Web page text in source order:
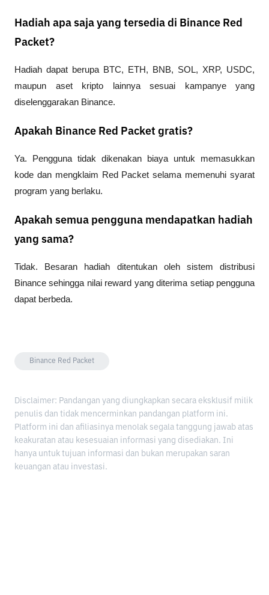
Hadiah apa saja yang tersedia di Binance Red
Packet?
Hadiah dapat berupa BTC, ETH, BNB, SOL, XRP, USDC,
maupun aset kripto lainnya sesuai kampanye yang
diselenggarakan Binance.
Apakah Binance Red Packet gratis?
Ya. Pengguna tidak dikenakan biaya untuk memasukkan
kode dan mengklaim Red Packet selama memenuhi syarat
program yang berlaku.
Apakah semua pengguna mendapatkan hadiah
yang sama?
Tidak. Besaran hadiah ditentukan oleh sistem distribusi
Binance sehingga nilai reward yang diterima setiap pengguna
dapat berbeda.
Binance Red Packet
Disclaimer: Pandangan yang diungkapkan secara eksklusif milik
penulis dan tidak mencerminkan pandangan platform ini.
Platform ini dan afiliasinya menolak segala tanggung jawab atas
keakuratan atau kesesuaian informasi yang disediakan. Ini
hanya untuk tujuan informasi dan bukan merupakan saran
keuangan atau investasi.